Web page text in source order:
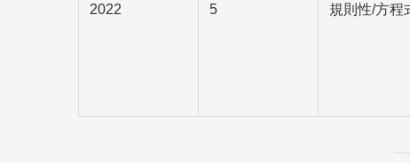
2022 5 規則性/方程